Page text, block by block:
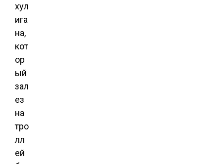
хул
ига
на,
кот
ор
ый
зал
ез
на
тро
лл
ей